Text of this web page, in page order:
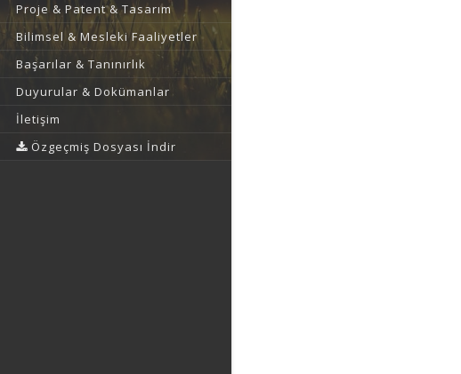
Proje & Patent & Tasarım
Bilimsel & Mesleki Faaliyetler
Başarılar & Tanınırlık
Duyurular & Dokümanlar
İletişim
Özgeçmiş Dosyası İndir